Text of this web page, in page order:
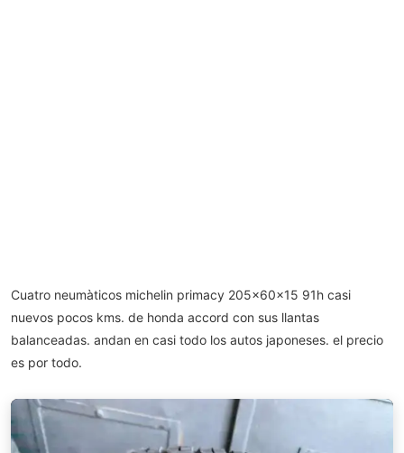
Cuatro neumàticos michelin primacy 205x60x15 91h casi
nuevos pocos kms. de honda accord con sus llantas
balanceadas. andan en casi todo los autos japoneses. el precio
es por todo.